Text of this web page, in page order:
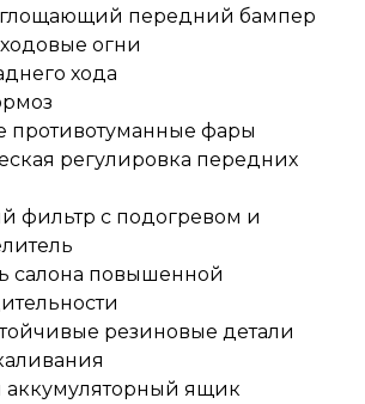
передний бампер
огни
хода
противотуманные фары
регулировка передних
фильтр с подогревом и
салона повышенной
резиновые детали
аккумуляторный ящик